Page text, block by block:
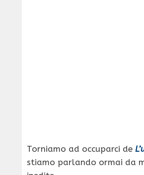
Torniamo ad occuparci de
stiamo parlando ormai da